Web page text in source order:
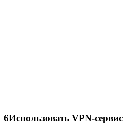
6Использовать VPN-сервис